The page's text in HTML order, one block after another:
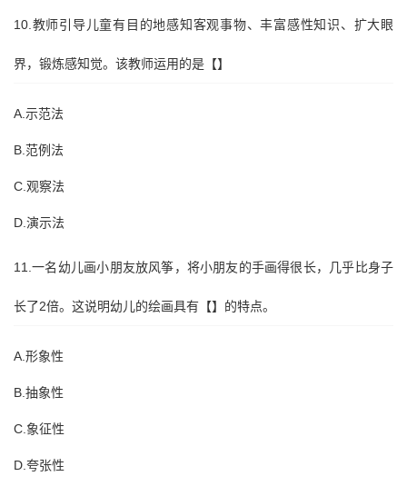
10.教师引导儿童有目的地感知客观事物、丰富感性知识、扩大眼
界，锻炼感知觉。该教师运用的是【】
A.示范法
B.范例法
C.观察法
D.演示法
11.一名幼儿画小朋友放风筝，将小朋友的手画得很长，几乎比身子
长了2倍。这说明幼儿的绘画具有【】的特点。
A.形象性
B.抽象性
C.象征性
D.夸张性